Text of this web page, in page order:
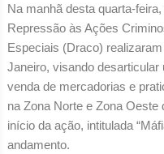
Na manhã desta quarta-
Repressão às Ações
Especiais (Draco)
Janeiro, visando
venda de mercadorias e
na Zona Norte e Zona Oeste
início da ação, intitulada
andamento.